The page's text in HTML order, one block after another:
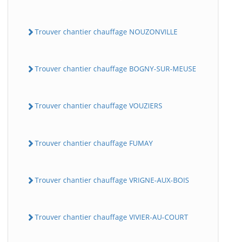
Trouver chantier chauffage NOUZONVILLE
Trouver chantier chauffage BOGNY-SUR-MEUSE
Trouver chantier chauffage VOUZIERS
Trouver chantier chauffage FUMAY
Trouver chantier chauffage VRIGNE-AUX-BOIS
Trouver chantier chauffage VIVIER-AU-COURT